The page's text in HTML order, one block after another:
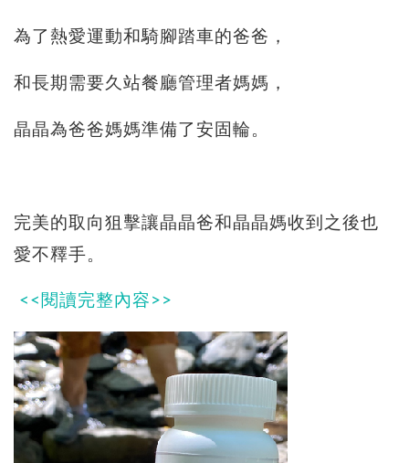
為了熱愛運動和騎腳踏車的爸爸，
和長期需要久站餐廳管理者媽媽，
晶晶為爸爸媽媽準備了安固輪。
完美的取向狙擊讓晶晶爸和晶晶媽收到之後也
愛不釋手。
<<閱讀完整內容>>